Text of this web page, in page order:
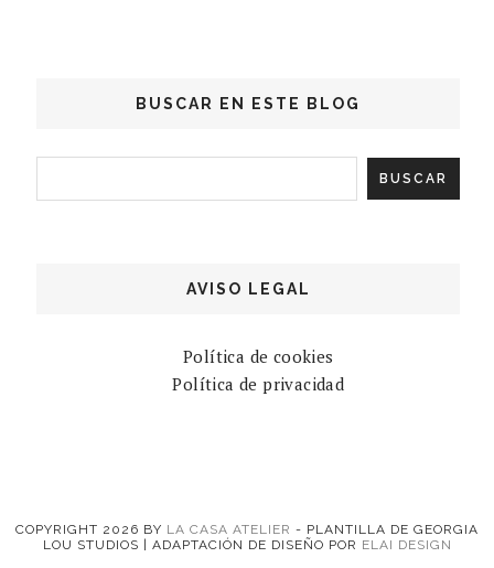
BUSCAR EN ESTE BLOG
AVISO LEGAL
Política de cookies
Política de privacidad
COPYRIGHT 2026 BY LA CASA ATELIER - PLANTILLA DE GEORGIA
LOU STUDIOS | ADAPTACIÓN DE DISEÑO POR ELAI DESIGN